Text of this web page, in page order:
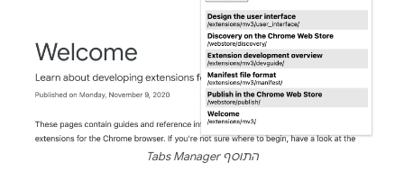
התוסף Tabs Manager